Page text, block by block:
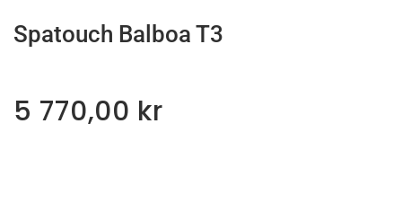
Spatouch Balboa T3
5 770,00 kr